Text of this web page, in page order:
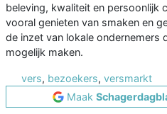
beleving, kwaliteit en persoonlijk
vooral genieten van smaken en
de inzet van lokale ondernemers
mogelijk maken.
vers, bezoekers, versmarkt
Maak